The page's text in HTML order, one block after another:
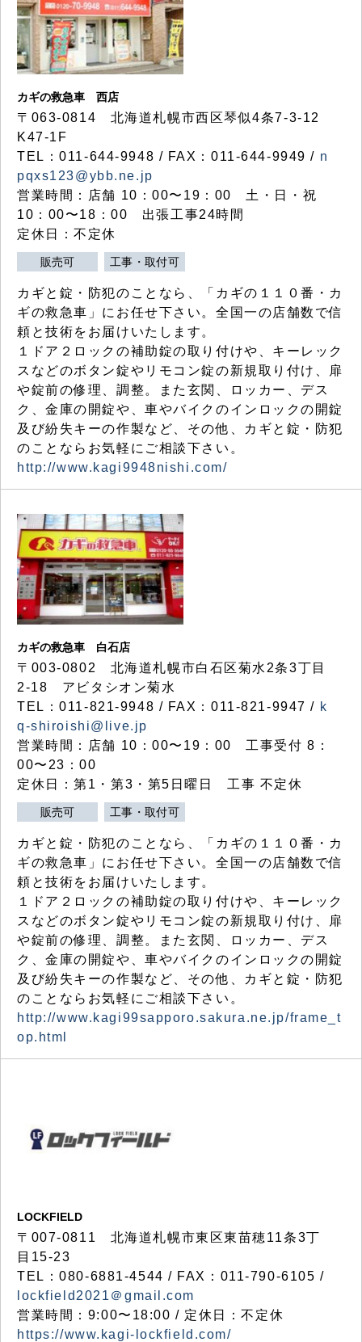
カギの救急車 西店
〒063-0814 北海道札幌市西区琴似4条7-3-12
K47-1F
TEL：011-644-9948 / FAX：011-644-9949 / n
pqxs123@ybb.ne.jp
営業時間：店舗 10：00〜19：00 土・日・祝
10：00〜18：00 出張工事24時間
定休日：不定休
販売可 工事・取付可
カギと錠・防犯のことなら、「カギの１１０番・カ
ギの救急車」にお任せ下さい。全国一の店舗数で信
頼と技術をお届けいたします。
１ドア２ロックの補助錠の取り付けや、キーレック
スなどのボタン錠やリモコン錠の新規取り付け、扉
や錠前の修理、調整。また玄関、ロッカー、デス
ク、金庫の開錠や、車やバイクのインロックの開錠
及び紛失キーの作製など、その他、カギと錠・防犯
のことならお気軽にご相談下さい。
http://www.kagi9948nishi.com/
カギの救急車 白石店
〒003-0802 北海道札幌市白石区菊水2条3丁目
2-18 アビタシオン菊水
TEL：011-821-9948 / FAX：011-821-9947 / k
q-shiroishi@live.jp
営業時間：店舗 10：00〜19：00 工事受付 8：
00〜23：00
定休日：第1・第3・第5日曜日 工事 不定休
販売可 工事・取付可
カギと錠・防犯のことなら、「カギの１１０番・カ
ギの救急車」にお任せ下さい。全国一の店舗数で信
頼と技術をお届けいたします。
１ドア２ロックの補助錠の取り付けや、キーレック
スなどのボタン錠やリモコン錠の新規取り付け、扉
や錠前の修理、調整。また玄関、ロッカー、デス
ク、金庫の開錠や、車やバイクのインロックの開錠
及び紛失キーの作製など、その他、カギと錠・防犯
のことならお気軽にご相談下さい。
http://www.kagi99sapporo.sakura.ne.jp/frame_t
op.html
LOCKFIELD
〒007-0811 北海道札幌市東区東苗穂11条3丁
目15-23
TEL：080-6881-4544 / FAX：011-790-6105 /
lockfield2021＠gmail.com
営業時間：9:00〜18:00 / 定休日：不定休
https://www.kagi-lockfield.com/